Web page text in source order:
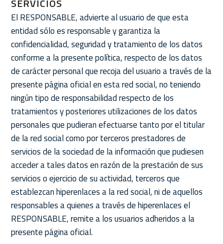
SERVICIOS
El RESPONSABLE, advierte al usuario de que esta
entidad sólo es responsable y garantiza la
confidencialidad, seguridad y tratamiento de los datos
conforme a la presente política, respecto de los datos
de carácter personal que recoja del usuario a través de la
presente página oficial en esta red social, no teniendo
ningún tipo de responsabilidad respecto de los
tratamientos y posteriores utilizaciones de los datos
personales que pudieran efectuarse tanto por el titular
de la red social como por terceros prestadores de
servicios de la sociedad de la información que pudiesen
acceder a tales datos en razón de la prestación de sus
servicios o ejercicio de su actividad, terceros que
establezcan hiperenlaces a la red social, ni de aquellos
responsables a quienes a través de hiperenlaces el
RESPONSABLE, remite a los usuarios adheridos a la
presente página oficial.